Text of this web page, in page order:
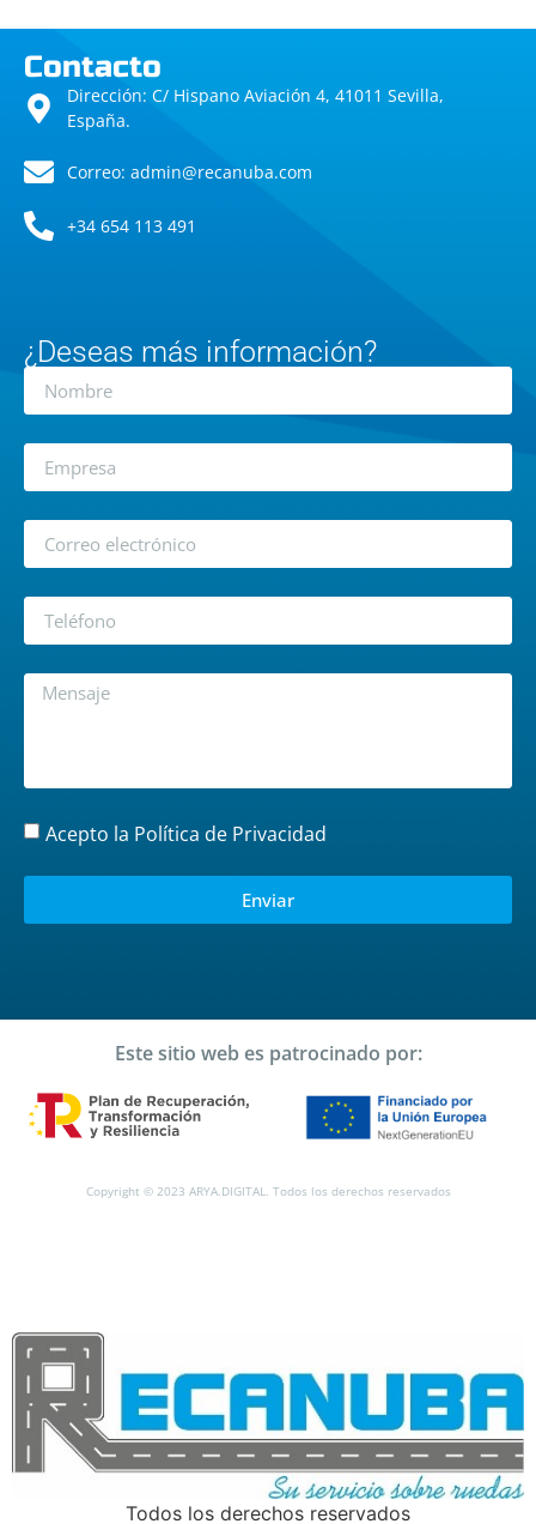
Contacto
Dirección: C/ Hispano Aviación 4, 41011 Sevilla,
España.
Correo: admin@recanuba.com
+34 654 113 491
¿Deseas más información?
Acepto la Política de Privacidad
Enviar
Este sitio web es patrocinado por:
Copyright © 2023 ARYA.DIGITAL. Todos los derechos reservados
Todos los derechos reservados